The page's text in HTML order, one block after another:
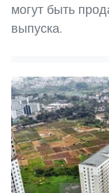
могут быть
выпуска.